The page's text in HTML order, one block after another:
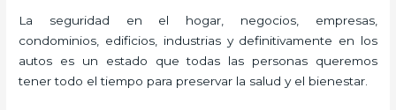
La seguridad en el hogar, negocios, empresas,
condominios, edificios, industrias y definitivamente en los
autos es un estado que todas las personas queremos
tener todo el tiempo para preservar la salud y el bienestar.